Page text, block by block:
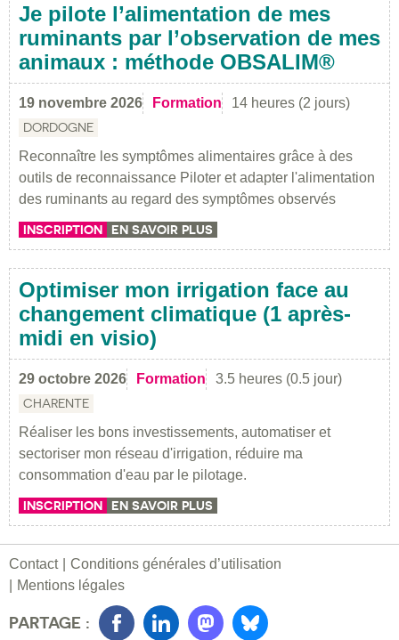
Je pilote l’alimentation de mes
ruminants par l’observation de mes
animaux : méthode OBSALIM®
19 novembre 2026 Formation 14 heures (2 jours)
DORDOGNE
Reconnaître les symptômes alimentaires grâce à des
outils de reconnaissance Piloter et adapter l'alimentation
des ruminants au regard des symptômes observés
INSCRIPTION EN SAVOIR PLUS
Optimiser mon irrigation face au
changement climatique (1 après-
midi en visio)
29 octobre 2026 Formation 3.5 heures (0.5 jour)
CHARENTE
Réaliser les bons investissements, automatiser et
sectoriser mon réseau d'irrigation, réduire ma
consommation d'eau par le pilotage.
INSCRIPTION EN SAVOIR PLUS
Contact
Conditions générales d’utilisation
Mentions légales
PARTAGE :
FacebookLinkedInMastondon
Bluesky